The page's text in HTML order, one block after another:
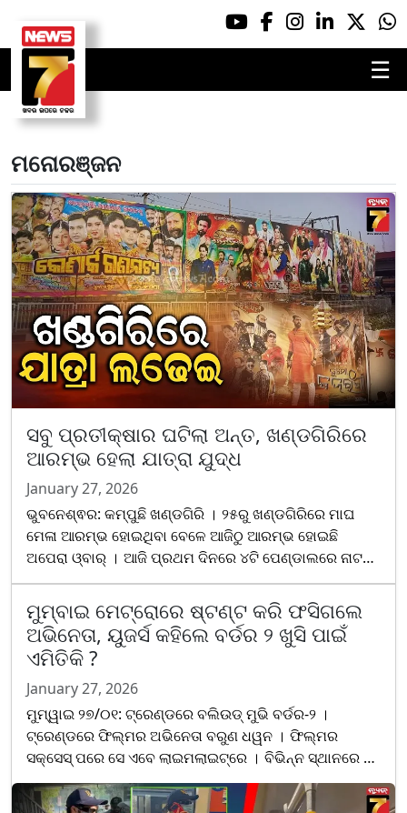
☰
ମନୋରଞ୍ଜନ
ସବୁ ପ୍ରତୀକ୍ଷାର ଘଟିଲା ଅନ୍ତ, ଖଣ୍ଡଗିରିରେ
ଆରମ୍ଭ ହେଲା ଯାତ୍ରା ଯୁଦ୍ଧ
January 27, 2026
ଭୁବନେଶ୍ଵର: କମ୍ପୁଛି ଖଣ୍ଡଗିରି । ୨୫ରୁ ଖଣ୍ଡଗିରିରେ ମାଘ
ମେଳା ଆରମ୍ଭ ହୋଇଥିବା ବେଳେ ଆଜିଠୁ ଆରମ୍ଭ ହୋଇଛି
ଅପେରା ଓ୍ବାର୍ । ଆଜି ପ୍ରଥମ ଦିନରେ ୪ଟି ପେଣ୍ଡାଲରେ ନାଟକ
ମଞ୍ଚସ୍ଥ କରିବେ ୪ଟି ପାର୍ଟି । ଆସନ୍ତାକାଲିଠୁ ପର୍ଯ୍ୟାୟକ୍ରମେ
୭ଟି ପେଣ୍ଡାଲରେ ନାଟକ ମଞ୍ଚସ୍ଥ କରିବେ ୧୫ ଅପେରା ପାର୍ଟି ।
ତେବେ ପ୍ରଥମ ଦି...
ମୁମ୍ବାଇ ମେଟ୍ରୋରେ ଷ୍ଟଣ୍ଟ କରି ଫସିଗଲେ
ଅଭିନେତା, ୟୁଜର୍ସ କହିଲେ ବର୍ଡର ୨ ଖୁସି ପାଇଁ
ଏମିତିକି ?
January 27, 2026
ମୁମ୍ୱାଇ ୨୭/୦୧: ଟ୍ରେଣ୍ଡରେ ବଲିଉଡ୍ ମୁଭି ବର୍ଡର-୨ ।
ଟ୍ରେଣ୍ଡରେ ଫିଲ୍ମର ଅଭିନେତା ବରୁଣ ଧୱନ । ଫିଲ୍ମର
ସକ୍ସେସ୍ ପରେ ସେ ଏବେ ଲାଇମଲାଇଟ୍ରେ । ବିଭିନ୍ନ ସ୍ଥାନରେ ସେ
ଫିଲ୍ମର ପ୍ରମୋସନ କରିବାରେ ଲାଗିଛନ୍ତି । ଏବେ ପୁଣିଥରେ ସେ
ଖବର ଶିରୋ......